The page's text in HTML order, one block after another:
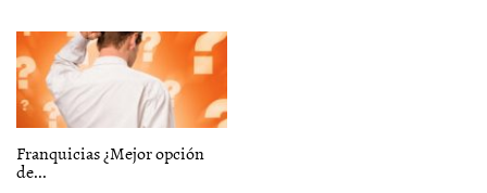
Franquicias ¿Mejor opción
de...